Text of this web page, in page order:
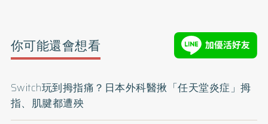
你可能還會想看
Switch玩到拇指痛？日本外科醫揪「任天堂炎症」拇
指、肌腱都遭殃